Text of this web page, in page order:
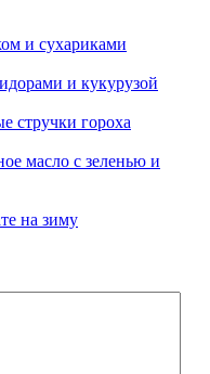
и сухариками
и кукурузой
стручки гороха
масло с зеленью и
на зиму